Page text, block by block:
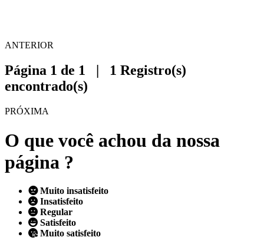
ANTERIOR
Página 1 de 1 | 1 Registro(s)
encontrado(s)
PRÓXIMA
O que você achou da nossa
página ?
Muito insatisfeito
Insatisfeito
Regular
Satisfeito
Muito satisfeito